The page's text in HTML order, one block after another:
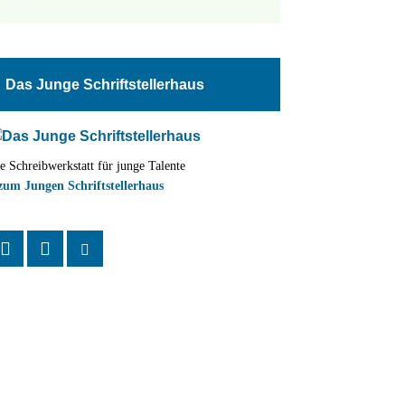
Das Junge Schriftstellerhaus
Schreibwerkstatt für junge Talente
Jungen Schriftstellerhaus